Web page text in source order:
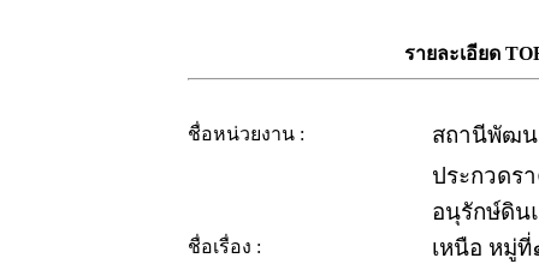
รายละเอียด
ชื่อหน่วยงาน : สถานีพัฒ
ชื่อเรื่อง :
ประกวดร
อนุรักษ์ดิน
เหนือ หมู่ที่